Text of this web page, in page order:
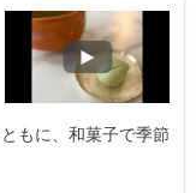
もに、和菓子で季節